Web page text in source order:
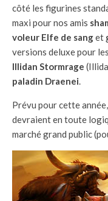
côté les figurines
maxi pour nos amis
voleur Elfe de sanget
versions deluxe pour
Illidan Stormrage
paladin Draenei.
Prévu pour cette
devraient en toute
marché grand public